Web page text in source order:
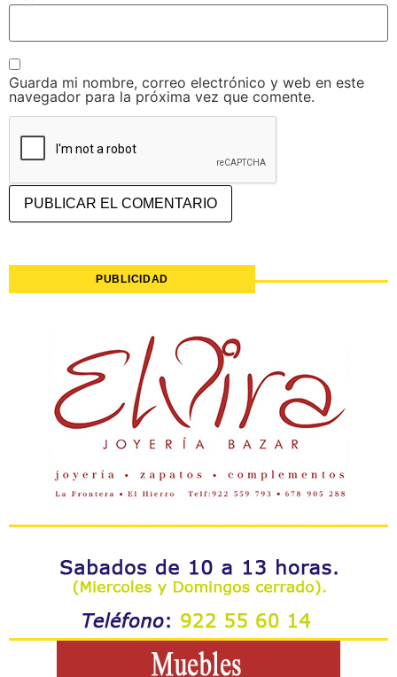
Guarda mi nombre, correo electrónico y web en este
navegador para la próxima vez que comente.
PUBLICIDAD